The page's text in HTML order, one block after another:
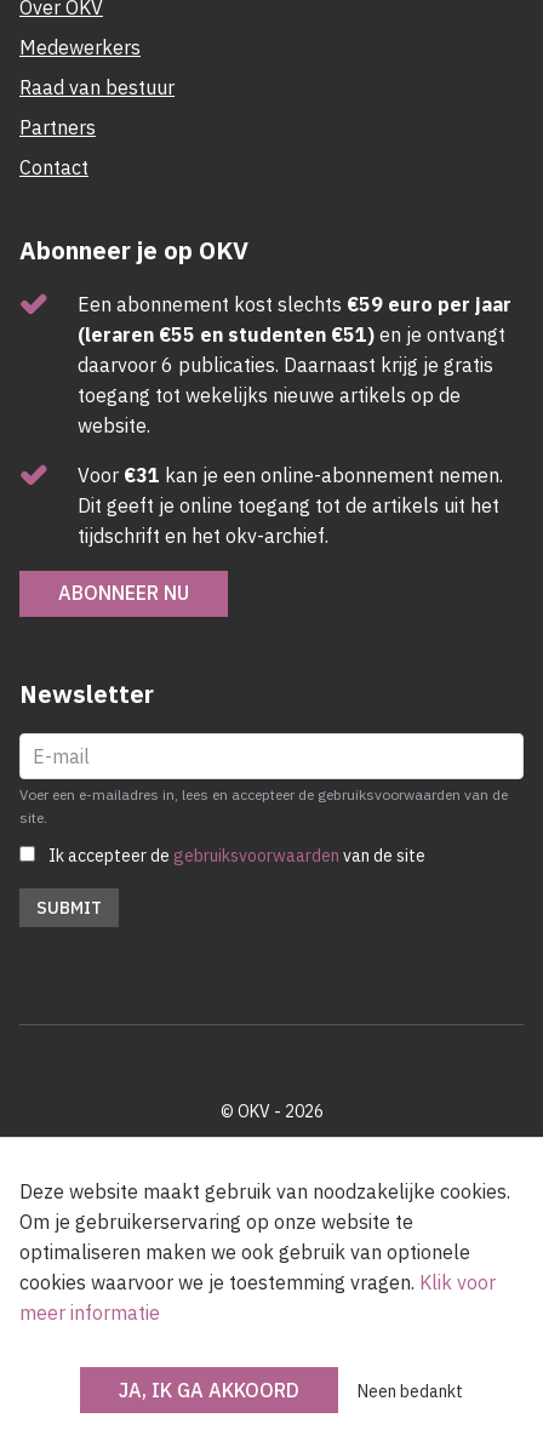
Over OKV
Medewerkers
Raad van bestuur
Partners
Contact
Abonneer je op OKV
Een abonnement kost slechts €59 euro per jaar
(leraren €55 en studenten €51) en je ontvangt
daarvoor 6 publicaties. Daarnaast krijg je gratis
toegang tot wekelijks nieuwe artikels op de
website.
Voor €31 kan je een online-abonnement nemen.
Dit geeft je online toegang tot de artikels uit het
tijdschrift en het okv-archief.
ABONNEER NU
Newsletter
Voer een e-mailadres in, lees en accepteer de gebruiksvoorwaarden van de
site.
Ik accepteer de gebruiksvoorwaarden van de site
© OKV - 2026
Met steun van de Vlaamse Gemeenschap
Deze website maakt gebruik van noodzakelijke cookies.
Om je gebruikerservaring op onze website te
optimaliseren maken we ook gebruik van optionele
cookies waarvoor we je toestemming vragen. Klik voor
meer informatie
JA, IK GA AKKOORD Neen bedankt